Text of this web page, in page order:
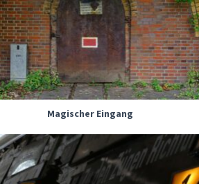
Magischer Eingang